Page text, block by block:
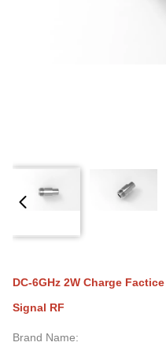
DC-6GHz 2W Charge
Signal RF
Brand Name: